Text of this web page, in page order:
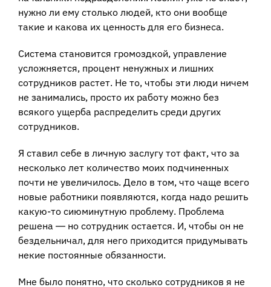
нужно ли ему столько людей, кто они вообще
такие и какова их ценность для его бизнеса.
Система становится громоздкой, управление
усложняется, процент ненужных и лишних
сотрудников растет. Не то, чтобы эти люди ничем
не занимались, просто их работу можно без
всякого ущерба распределить среди других
сотрудников.
Я ставил себе в личную заслугу тот факт, что за
несколько лет количество моих подчиненных
почти не увеличилось. Дело в том, что чаще всего
новые работники появляются, когда надо решить
какую-то сиюминутную проблему. Проблема
решена ― но сотрудник остается. И, чтобы он не
бездельничал, для него приходится придумывать
некие постоянные обязанности.
Мне было понятно, что сколько сотрудников я не